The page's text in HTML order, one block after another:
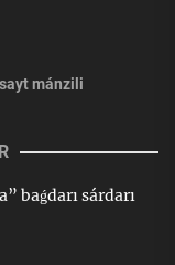
mánzili
baǵdarı sárdarı